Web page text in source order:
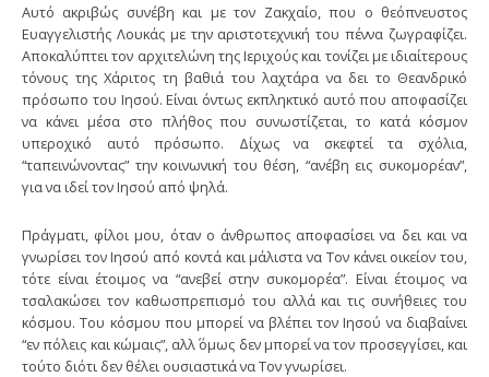
Αυτό ακριβώς συνέβη και με τον Ζακχαίο, που ο θεόπνευστος
Ευαγγελιστής Λουκάς με την αριστοτεχνική του πέννα ζωγραφίζει.
Αποκαλύπτει τον αρχιτελώνη της Ιεριχούς και τονίζει με ιδιαίτερους
τόνους της Χάριτος τη βαθιά του λαχτάρα να δει το Θεανδρικό
πρόσωπο του Ιησού. Είναι όντως εκπληκτικό αυτό που αποφασίζει
να κάνει μέσα στο πλήθος που συνωστίζεται, το κατά κόσμον
υπεροχικό αυτό πρόσωπο. Δίχως να σκεφτεί τα σχόλια,
“ταπεινώνοντας” την κοινωνική του θέση, “ανέβη εις συκομορέαν”,
για να ιδεί τον Ιησού από ψηλά.
Πράγματι, φίλοι μου, όταν ο άνθρωπος αποφασίσει να δει και να
γνωρίσει τον Ιησού από κοντά και μάλιστα να Τον κάνει οικείον του,
τότε είναι έτοιμος να “ανεβεί στην συκομορέα”. Είναι έτοιμος να
τσαλακώσει τον καθωσπρεπισμό του αλλά και τις συνήθειες του
κόσμου. Του κόσμου που μπορεί να βλέπει τον Ιησού να διαβαίνει
“εν πόλεις και κώμαις”, αλλ΄ όμως δεν μπορεί να τον προσεγγίσει, και
τούτο διότι δεν θέλει ουσιαστικά να Τον γνωρίσει.